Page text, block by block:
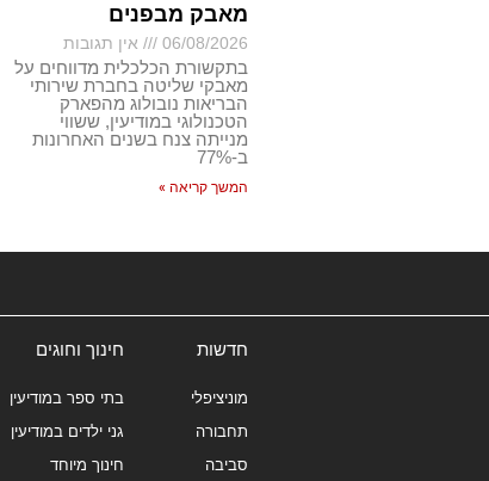
מאבק מבפנים
06/08/2026 אין תגובות
בתקשורת הכלכלית מדווחים על
מאבקי שליטה בחברת שירותי
הבריאות נובולוג מהפארק
הטכנולוגי במודיעין, ששווי
מנייתה צנח בשנים האחרונות
ב-77%
המשך קריאה »
חדשות
מוניציפלי
תחבורה
סביבה
חינוך וחוגים
בתי ספר במודיעין
גני ילדים במודיעין
חינוך מיוחד